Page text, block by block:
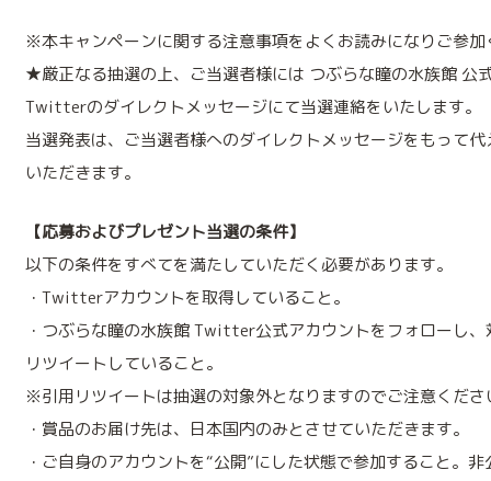
※本キャンペーンに関する注意事項をよくお読みになりご参加
★厳正なる抽選の上、ご当選者様には つぶらな瞳の水族館 公
Twitterのダイレクトメッセージにて当選連絡をいたします。
当選発表は、ご当選者様へのダイレクトメッセージをもって代
いただきます。
【応募およびプレゼント当選の条件】
以下の条件をすべてを満たしていただく必要があります。
・Twitterアカウントを取得していること。
・つぶらな瞳の水族館 Twitter公式アカウントをフォローし、
リツイートしていること。
※引用リツイートは抽選の対象外となりますのでご注意くださ
・賞品のお届け先は、日本国内のみとさせていただきます。
・ご自身のアカウントを“公開”にした状態で参加すること。